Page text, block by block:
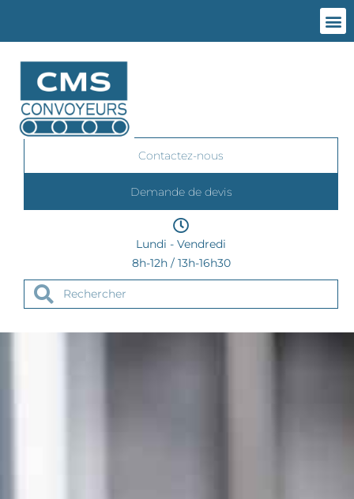
Contactez-nous
Demande de devis
Lundi - Vendredi
8h-12h / 13h-16h30